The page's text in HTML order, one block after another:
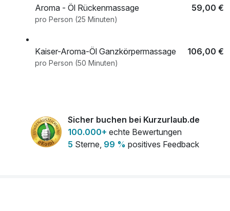
Aroma - Öl Rückenmassage 59,00 €
pro Person (25 Minuten)
Kaiser-Aroma-Öl Ganzkörpermassage 106,00 €
pro Person (50 Minuten)
Sicher buchen bei Kurzurlaub.de
100.000+ echte Bewertungen
5 Sterne, 99 % positives Feedback